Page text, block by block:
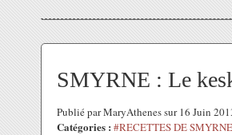
SMYRNE : Le
Publié par MaryAthenes sur 16 Juin
Catégories : #RECETTES DE SMYRNE